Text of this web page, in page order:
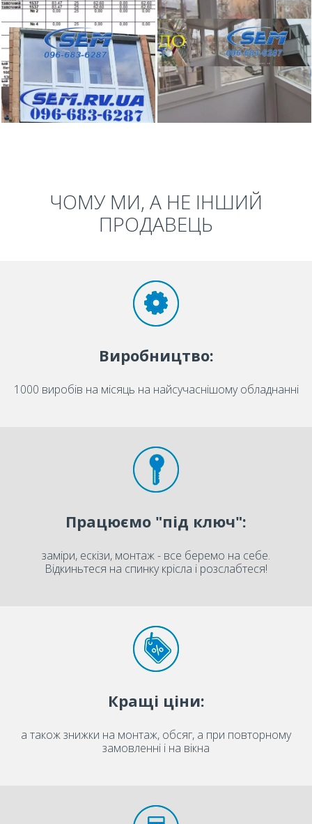
ЧОМУ МИ, А НЕ ІНШИЙ
ПРОДАВЕЦЬ
Виробництво:
1000 виробів на місяць на найсучаснішому обладнанні
Працюємо "під ключ":
заміри, ескізи, монтаж - все беремо на себе.
Відкиньтеся на спинку крісла і розслабтеся!
Кращі ціни:
а також знижки на монтаж, обсяг, а при повторному
замовленні і на вікна